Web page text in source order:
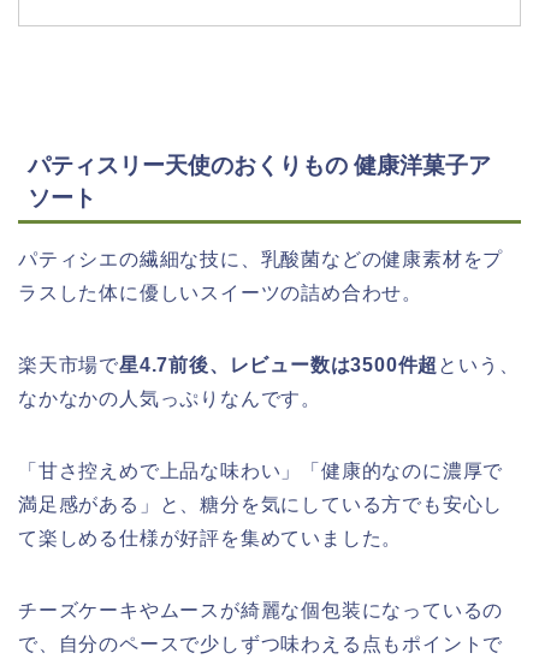
パティスリー天使のおくりもの 健康洋菓子ア
ソート
パティシエの繊細な技に、乳酸菌などの健康素材をプ
ラスした体に優しいスイーツの詰め合わせ。
楽天市場で星4.7前後、レビュー数は3500件超 という、
なかなかの人気っぷりなんです。
「甘さ控えめで上品な味わい」「健康的なのに濃厚で
満足感がある」と、糖分を気にしている方でも安心し
て楽しめる仕様が好評を集めていました。
チーズケーキやムースが綺麗な個包装になっているの
で、自分のペースで少しずつ味わえる点もポイントで